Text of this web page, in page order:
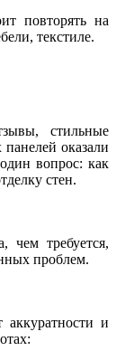
повторять на
текстиле.
стильные
оказали
вопрос: как
стен.
чем требуется,
проблем.
аккуратности и